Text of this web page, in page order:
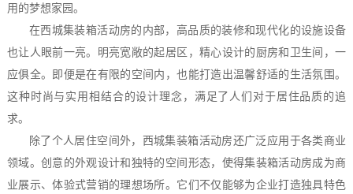
用的梦想家园。
在西城集装箱活动房的内部，高品质的装修和现代化的设施设备
也让人眼前一亮。明亮宽敞的起居区，精心设计的厨房和卫生间，一
应俱全。即便是在有限的空间内，也能打造出温馨舒适的生活氛围。
这种时尚与实用相结合的设计理念，满足了人们对于居住品质的追
求。
除了个人居住空间外，西城集装箱活动房还广泛应用于各类商业
领域。创意的外观设计和独特的空间形态，使得集装箱活动房成为商
业展示、体验式营销的理想场所。它们不仅能够为企业打造独具特色